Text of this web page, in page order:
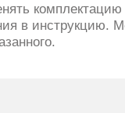
в инструкцию.